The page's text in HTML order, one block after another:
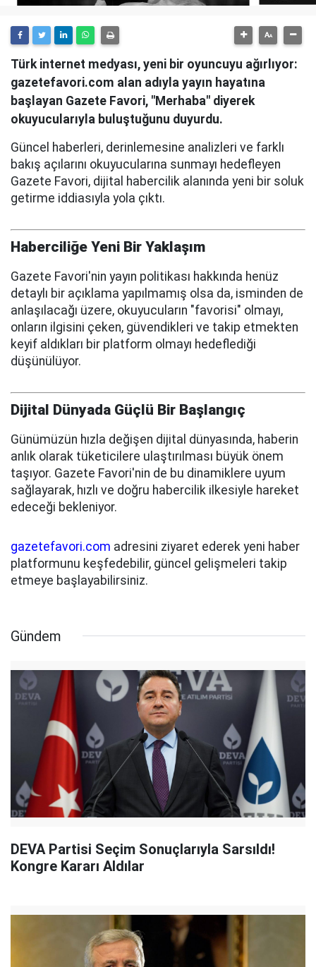
Türk internet medyası, yeni bir oyuncuyu ağırlıyor:
gazetefavori.com alan adıyla yayın hayatına
başlayan Gazete Favori, "Merhaba" diyerek
okuyucularıyla buluştuğunu duyurdu.
Güncel haberleri, derinlemesine analizleri ve farklı
bakış açılarını okuyucularına sunmayı hedefleyen
Gazete Favori, dijital habercilik alanında yeni bir soluk
getirme iddiasıyla yola çıktı.
Haberciliğe Yeni Bir Yaklaşım
Gazete Favori'nin yayın politikası hakkında henüz
detaylı bir açıklama yapılmamış olsa da, isminden de
anlaşılacağı üzere, okuyucuların "favorisi" olmayı,
onların ilgisini çeken, güvendikleri ve takip etmekten
keyif aldıkları bir platform olmayı hedeflediği
düşünülüyor.
Dijital Dünyada Güçlü Bir Başlangıç
Günümüzün hızla değişen dijital dünyasında, haberin
anlık olarak tüketicilere ulaştırılması büyük önem
taşıyor. Gazete Favori'nin de bu dinamiklere uyum
sağlayarak, hızlı ve doğru habercilik ilkesiyle hareket
edeceği bekleniyor.
gazetefavori.com adresini ziyaret ederek yeni haber
platformunu keşfedebilir, güncel gelişmeleri takip
etmeye başlayabilirsiniz.
Gündem
DEVA Partisi Seçim Sonuçlarıyla Sarsıldı!
Kongre Kararı Aldılar